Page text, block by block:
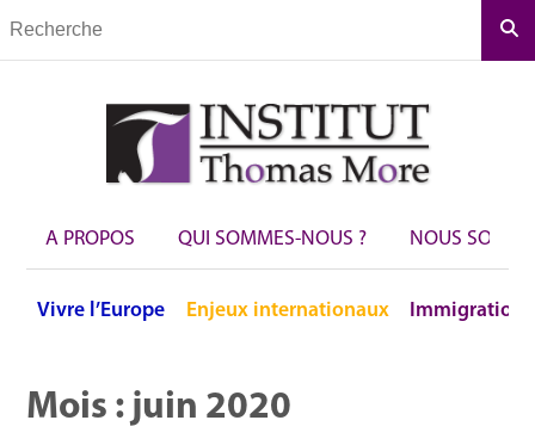
A PROPOS QUI SOMMES-NOUS ? NOUS
Vivre l’Europe Enjeux internationaux Immigration
Mois : juin 2020